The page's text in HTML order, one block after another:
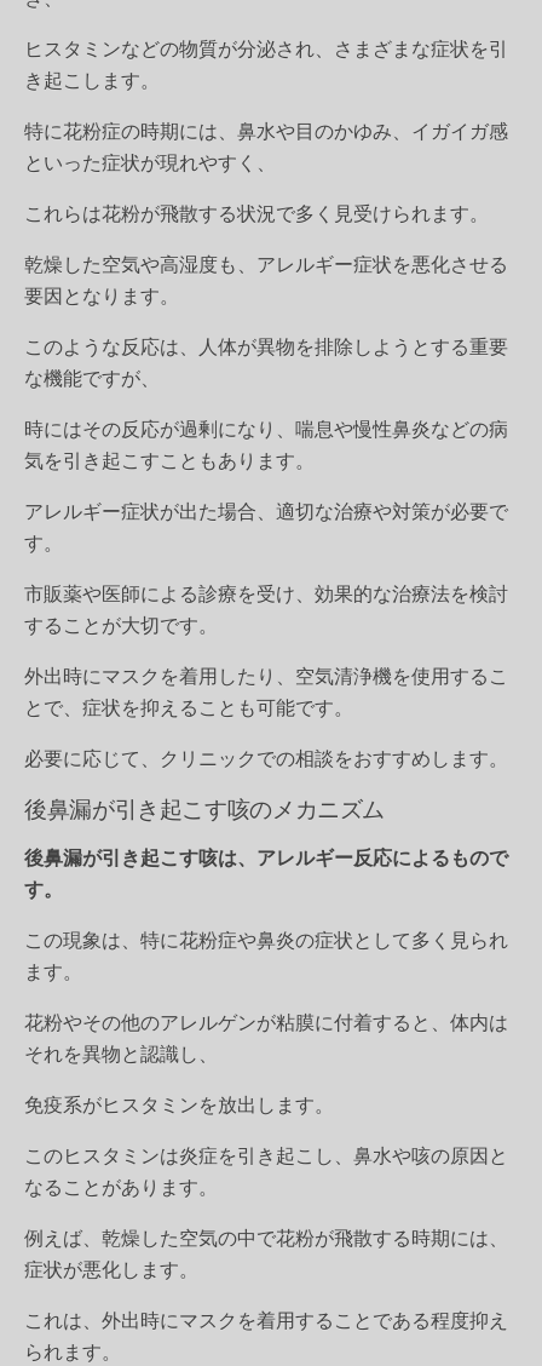
ヒスタミンなどの物質が分泌され、さまざまな症状を引
き起こします。
特に花粉症の時期には、鼻水や目のかゆみ、イガイガ感
といった症状が現れやすく、
これらは花粉が飛散する状況で多く見受けられます。
乾燥した空気や高湿度も、アレルギー症状を悪化させる
要因となります。
このような反応は、人体が異物を排除しようとする重要
な機能ですが、
時にはその反応が過剰になり、喘息や慢性鼻炎などの病
気を引き起こすこともあります。
アレルギー症状が出た場合、適切な治療や対策が必要で
す。
市販薬や医師による診療を受け、効果的な治療法を検討
することが大切です。
外出時にマスクを着用したり、空気清浄機を使用するこ
とで、症状を抑えることも可能です。
必要に応じて、クリニックでの相談をおすすめします。
後鼻漏が引き起こす咳のメカニズム
後鼻漏が引き起こす咳は、アレルギー反応によるもので
す。
この現象は、特に花粉症や鼻炎の症状として多く見られ
ます。
花粉やその他のアレルゲンが粘膜に付着すると、体内は
それを異物と認識し、
免疫系がヒスタミンを放出します。
このヒスタミンは炎症を引き起こし、鼻水や咳の原因と
なることがあります。
例えば、乾燥した空気の中で花粉が飛散する時期には、
症状が悪化します。
これは、外出時にマスクを着用することである程度抑え
られます。